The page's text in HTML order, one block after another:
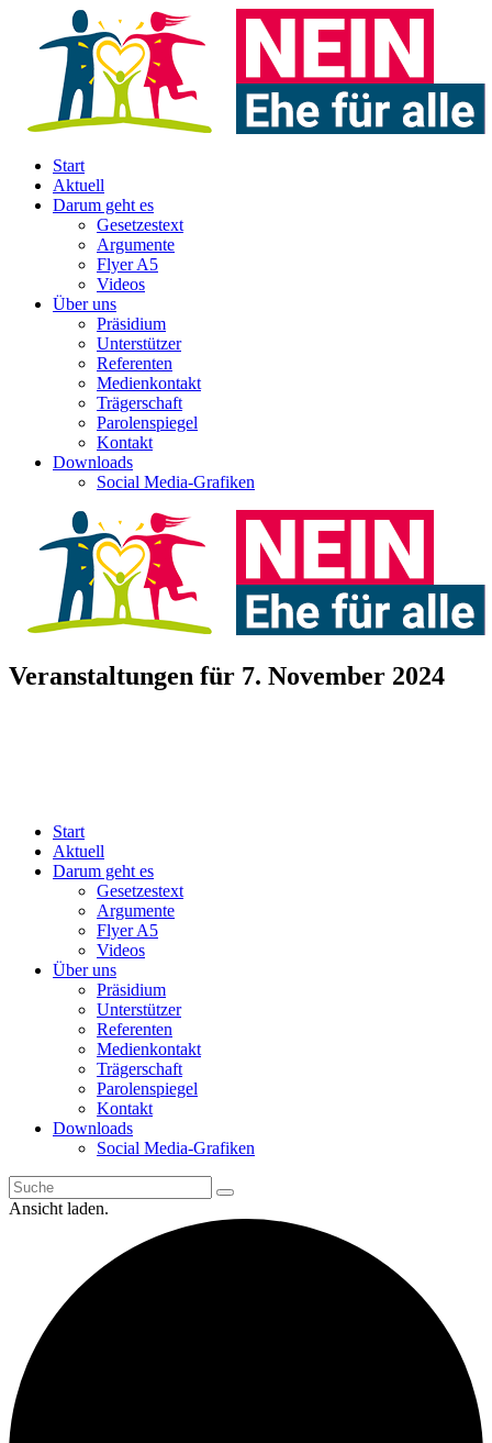
Start
Aktuell
Darum geht es
Gesetzestext
Argumente
Flyer A5
Videos
Über uns
Präsidium
Unterstützer
Referenten
Medienkontakt
Trägerschaft
Parolenspiegel
Kontakt
Downloads
Social Media-Grafiken
Veranstaltungen für 7. November 2024
Start
Aktuell
Darum geht es
Gesetzestext
Argumente
Flyer A5
Videos
Über uns
Präsidium
Unterstützer
Referenten
Medienkontakt
Trägerschaft
Parolenspiegel
Kontakt
Downloads
Social Media-Grafiken
Ansicht laden.